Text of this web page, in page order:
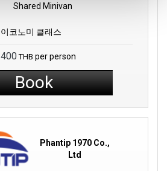
Shared Minivan
이코노미 클래스
400 THB per person
Book
Phantip 1970 Co.,
Ltd